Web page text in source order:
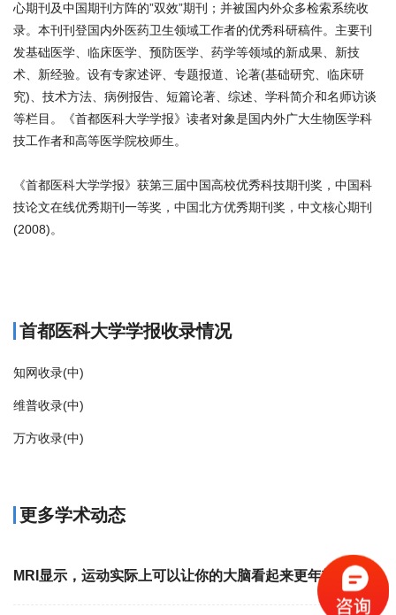
心期刊及中国期刊方阵的”双效”期刊；并被国内外众多检索系统收
录。本刊刊登国内外医药卫生领域工作者的优秀科研稿件。主要刊
发基础医学、临床医学、预防医学、药学等领域的新成果、新技
术、新经验。设有专家述评、专题报道、论著(基础研究、临床研
究)、技术方法、病例报告、短篇论著、综述、学科简介和名师访谈
等栏目。《首都医科大学学报》读者对象是国内外广大生物医学科
技工作者和高等医学院校师生。
《首都医科大学学报》获第三届中国高校优秀科技期刊奖，中国科
技论文在线优秀期刊一等奖，中国北方优秀期刊奖，中文核心期刊
(2008)。
首都医科大学学报收录情况
知网收录(中)
维普收录(中)
万方收录(中)
更多学术动态
MRI显示，运动实际上可以让你的大脑看起来更年轻